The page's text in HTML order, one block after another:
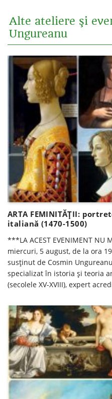
Alte ateliere şi
Ungureanu
ARTA FEMINITĂȚII:
italiană (1470-1500)
***LA ACEST EVENIMENT NU
miercuri, 5 august, de la ora
susținut de Cosmin
specializat în istoria şi teoria
(secolele XV-XVIII), expert